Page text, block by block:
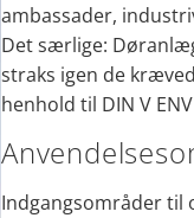
ambassader,
Det særlige:
straks igen de
henhold til DIN V
Indgangsområder til